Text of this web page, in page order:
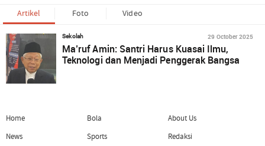
Artikel Foto Video
Sekolah 29 October 2025
Ma’ruf Amin: Santri Harus Kuasai Ilmu,
Teknologi dan Menjadi Penggerak Bangsa
Home
News
Bola
Sports
About Us
Redaksi